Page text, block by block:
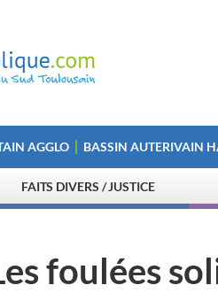
AGGLO BASSIN AUTERIVAIN
FAITS DIVERS / JUSTICE
foulées